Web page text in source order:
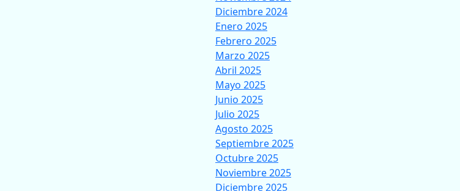
Diciembre 2024
Enero 2025
Febrero 2025
Marzo 2025
Abril 2025
Mayo 2025
Junio 2025
Julio 2025
Agosto 2025
Septiembre 2025
Octubre 2025
Noviembre 2025
Diciembre 2025